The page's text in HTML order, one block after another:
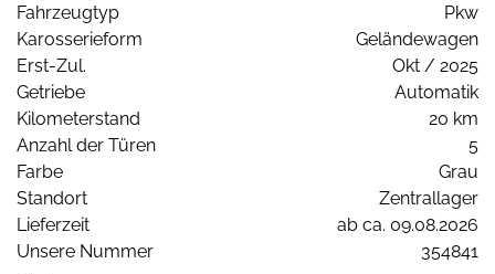
Fahrzeugtyp
Pkw
Karosserieform
Geländewagen
Erst-Zul.
Okt / 2025
Getriebe
Automatik
Kilometerstand
20 km
Anzahl der Türen
5
Farbe
Grau
Standort
Zentrallager
Lieferzeit
ab ca. 09.08.2026
Unsere Nummer
354841